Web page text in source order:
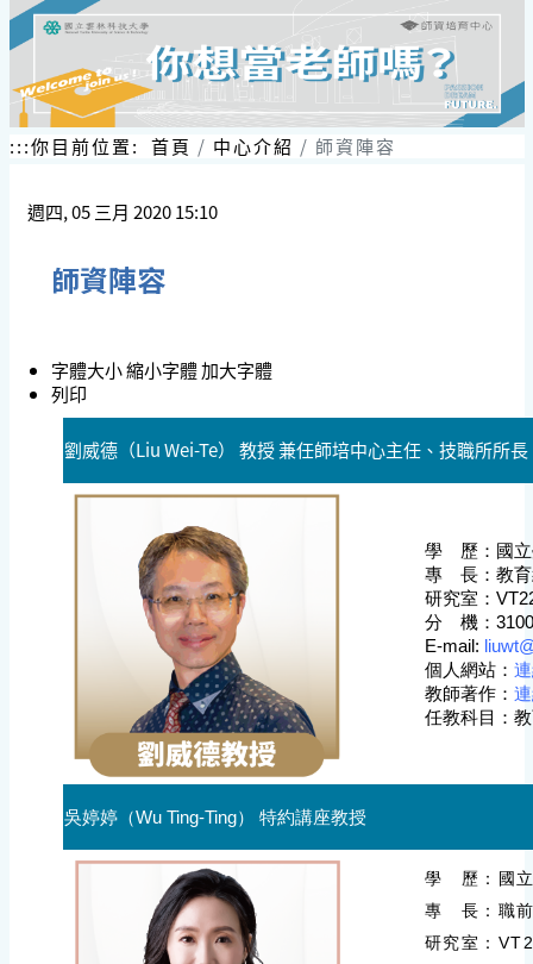
:::你目前位置: 首頁 中心介紹 師資陣容
週四, 05 三月 2020 15:10
師資陣容
字體大小縮小字體加大字體
列印
劉威德（Liu Wei-Te） 教授 兼任師培中心主任、技職所所
學 歷： 國
專 長：教育
研究室：
分 機：
E-mail:
個人網站：
教師著作：
任教科目：
吳婷婷（Wu Ting-Ting） 特約講座教授
學 歷：國立
專 長：職前
研究室：